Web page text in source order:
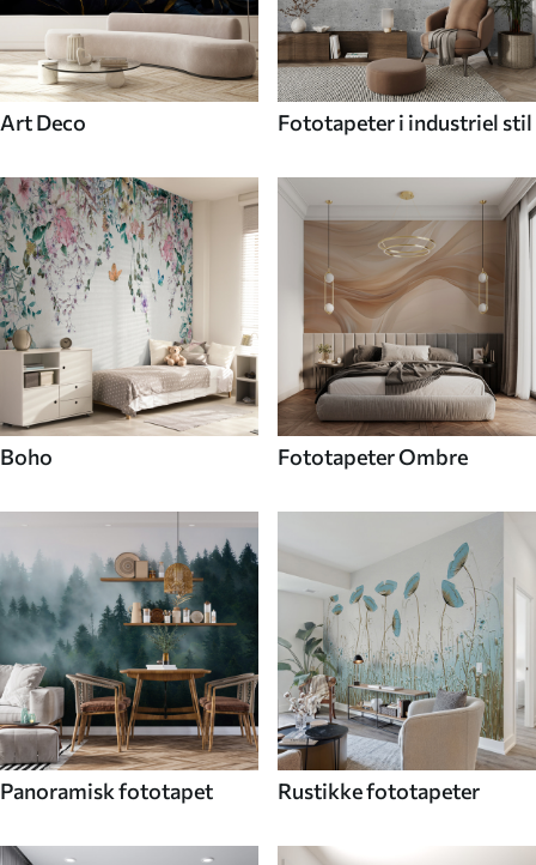
Art Deco Fototapeter i industriel stil
Boho Fototapeter Ombre
Panoramisk fototapet Rustikke fototapeter